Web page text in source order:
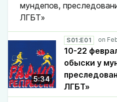
мундепов,
ЛГБТ»
5:34
S01:E01
10-22
обыски у
ЛГБТ»